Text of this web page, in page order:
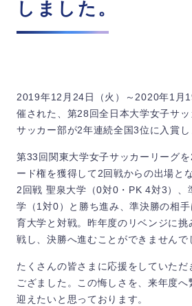
しました。
2019年12月24日（火）～2020年1月
催された、第28回全日本大学女子サ
サッカー部が2年連続全国3位に入賞し
第33回関東大学女子サッカーリーグ
ード権を獲得して2回戦からの出場と
2回戦 聖泉大学（0対0・PK 4対3）、
学（1対0）と勝ち進み、準決勝の相
育大学と対戦。昨年度のリベンジに
戦し、決勝へ進むことができませんで
たくさんの皆さまに応援をしていただ
ござました。この悔しさを、来年度へ
迎えたいと思っております。